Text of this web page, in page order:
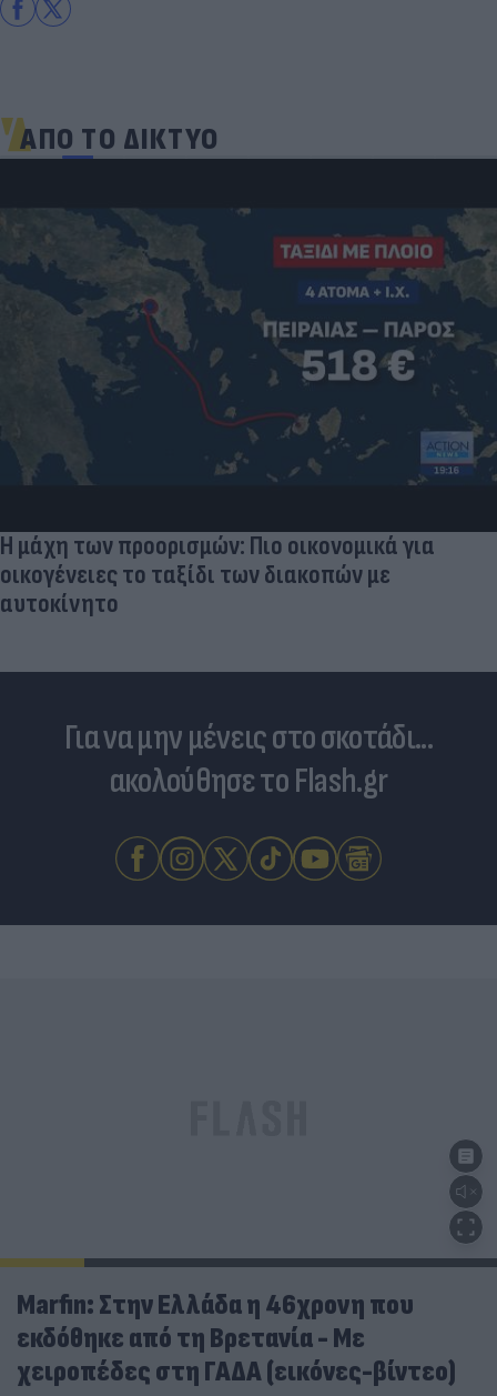
ΑΠΟ ΤΟ ΔΙΚΤΥΟ
Η μάχη των προορισμών: Πιο οικονομικά για
οικογένειες το ταξίδι των διακοπών με
αυτοκίνητο
Για να μην μένεις στο σκοτάδι...
ακολούθησε το Flash.gr
Marfin: Στην Ελλάδα η 46χρονη που
εκδόθηκε από τη Βρετανία - Με
χειροπέδες στη ΓΑΔΑ (εικόνες-βίντεο)